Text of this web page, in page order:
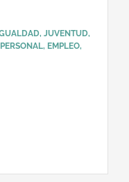
JUVENTUD,
EMPLEO,